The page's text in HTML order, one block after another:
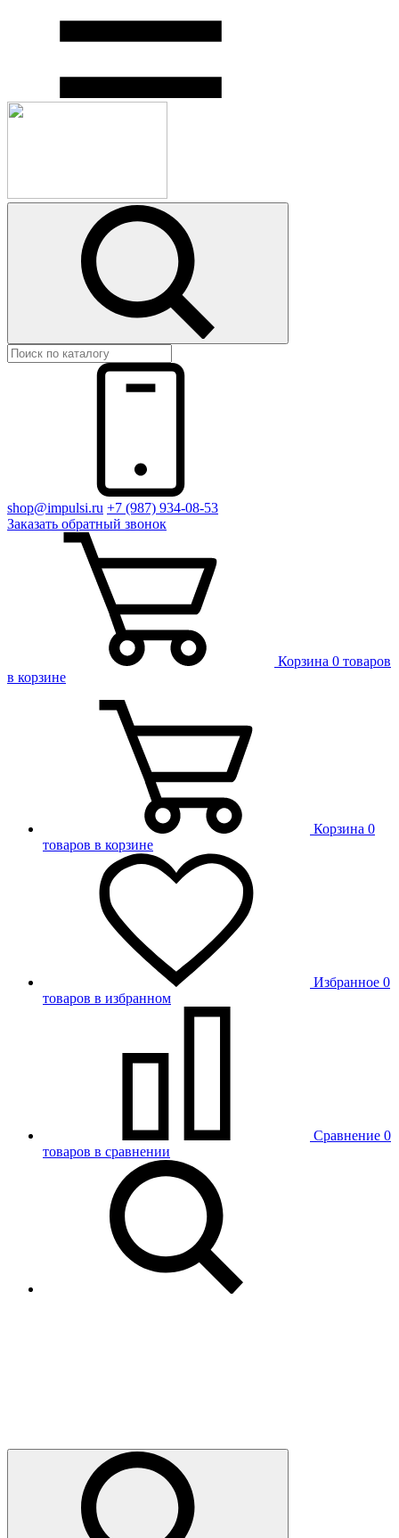
shop@impulsi.ru +7 (987) 934-08-53
Заказать обратный звонок
Корзина 0 товаров
в корзине
Корзина 0
товаров в корзине
Избранное 0
товаров в избранном
Сравнение 0
товаров в сравнении